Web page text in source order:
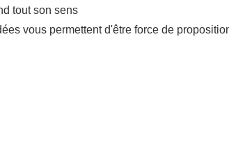
tout son sens
vous permettent d'être force de